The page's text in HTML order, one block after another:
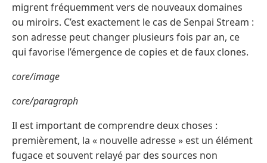
migrent fréquemment vers de nouveaux domaines
ou miroirs. C’est exactement le cas de Senpai Stream :
son adresse peut changer plusieurs fois par an, ce
qui favorise l’émergence de copies et de faux clones.
core/image
core/paragraph
Il est important de comprendre deux choses :
premièrement, la « nouvelle adresse » est un élément
fugace et souvent relayé par des sources non